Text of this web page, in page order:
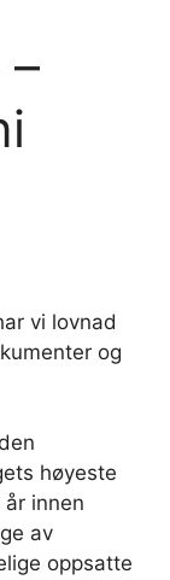
vi lovnad
og
høyeste
innen
av
oppsatte